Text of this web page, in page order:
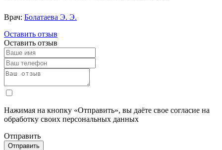
Врач: Болатаева Э. Э.
Оставить отзыв
Оставить отзыв
Нажимая на кнопку «Отправить», вы даёте свое согласие на
обработку своих персональных данных
Отправить